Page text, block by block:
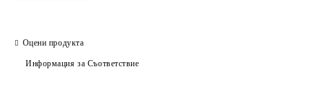
Оцени продукта
Информация за Съответствие